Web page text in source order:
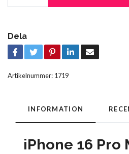
Dela
Artikelnummer: 1719
INFORMATION
iPhone 16 Pro